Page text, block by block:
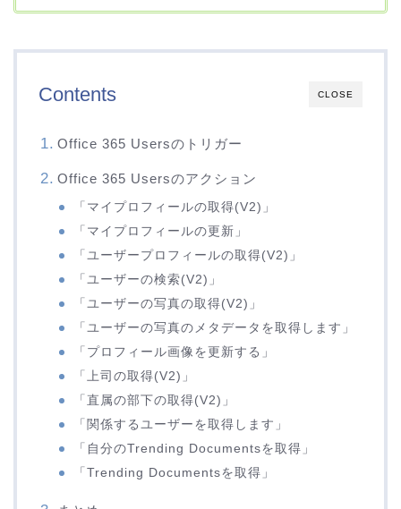
CLOSE
Contents
Office 365 Usersのトリガー
Office 365 Usersのアクション
「マイプロフィールの取得(V2)」
「マイプロフィールの更新」
「ユーザープロフィールの取得(V2)」
「ユーザーの検索(V2)」
「ユーザーの写真の取得(V2)」
「ユーザーの写真のメタデータを取得します」
「プロフィール画像を更新する」
「上司の取得(V2)」
「直属の部下の取得(V2)」
「関係するユーザーを取得します」
「自分のTrending Documentsを取得」
「Trending Documentsを取得」